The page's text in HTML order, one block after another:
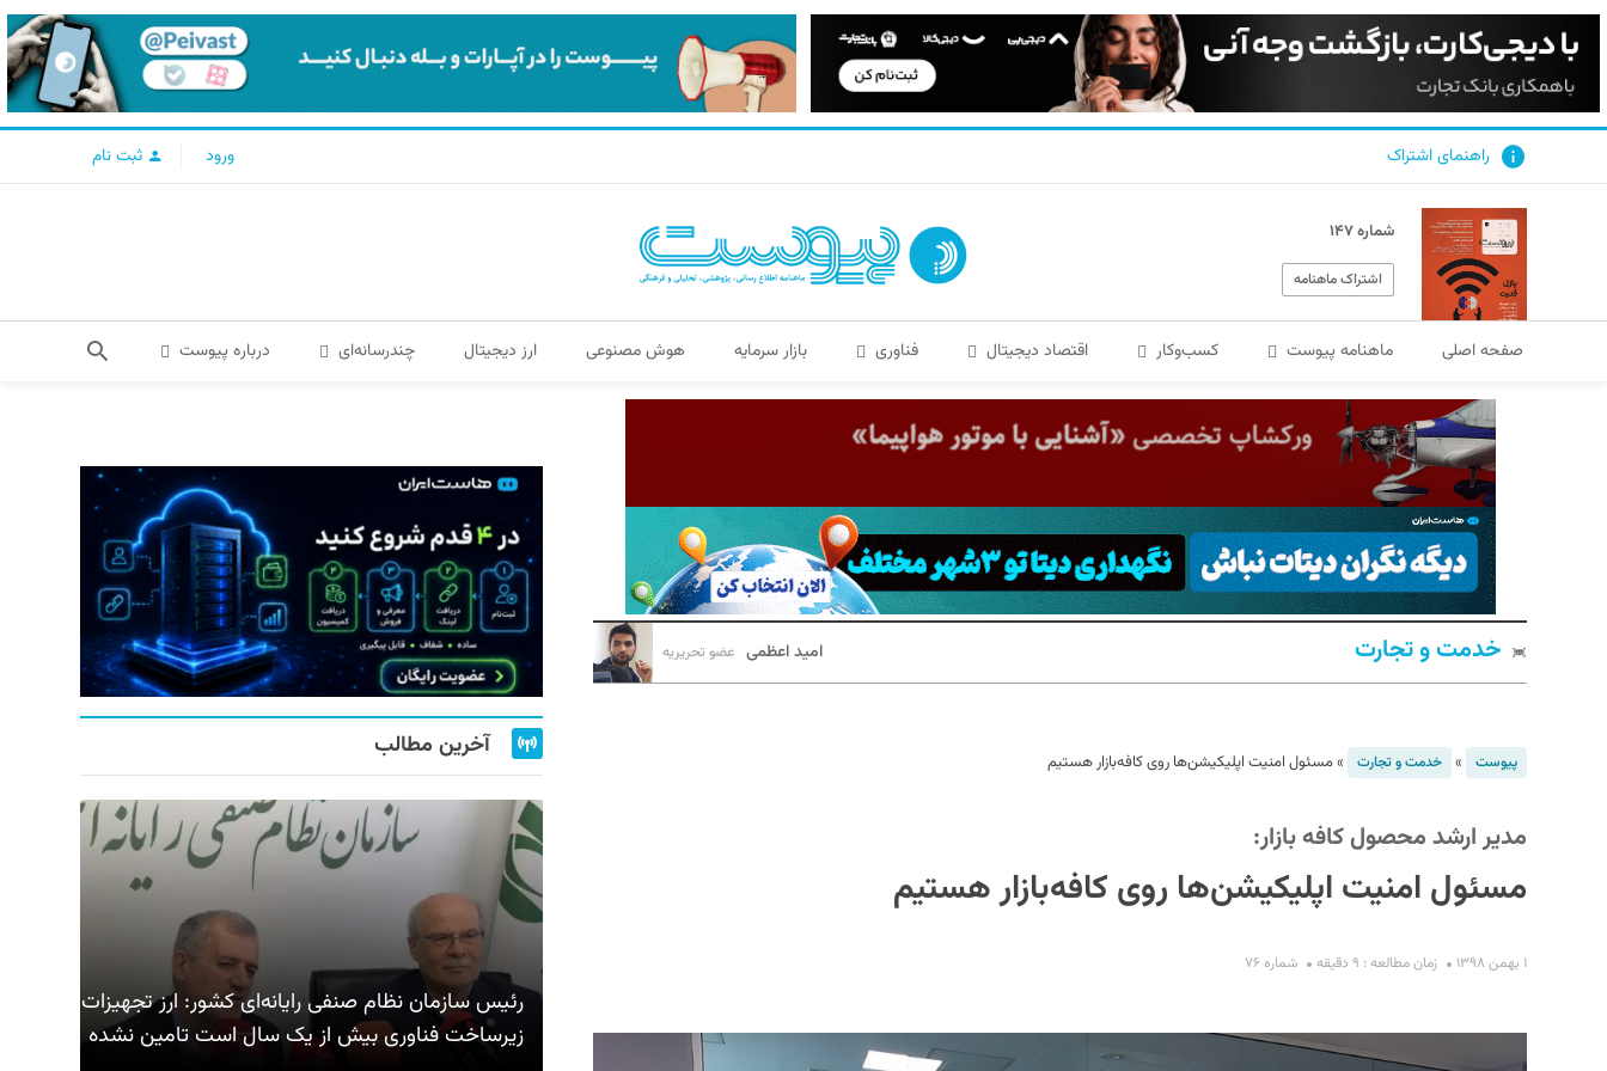
راهنمای اشتراک ورود ثبت نام
شماره ۱۴۷
اشتراک ماهنامه
صفحه اصلی ماهنامه پیوست کسب‌و‌کار اقتصاد دیجیتال فناوری بازار سرمایه هوش مصنوعی ارز دیجیتال چندرسانه‌ای درباره پیوست
خدمت و تجارت امید اعظمی عضو تحریریه
پیوست » خدمت و تجارت »مسئول امنیت اپلیکیشن‌ها روی کافه‌بازار هستیم
مدیر ارشد محصول کافه بازار:
مسئول امنیت اپلیکیشن‌ها روی کافه‌بازار هستیم
۱ بهمن ۱۳۹۸ زمان مطالعه : ۹ دقیقه شماره ۷۶
آخرین مطالب
رئیس سازمان نظام صنفی رایانه‌ای کشور: ارز تجهیزات
زیرساخت فناوری بیش از یک سال است تامین نشده